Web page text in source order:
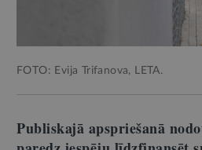
FOTO: Evija Trifanova, LETA.
Publiskajā apspriešanā